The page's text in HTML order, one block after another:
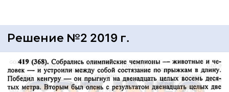
Решение №2 2019 г.